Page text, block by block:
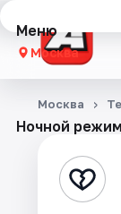
Меню
Москва
Концерты
Стендап
Ночной режим
Москва